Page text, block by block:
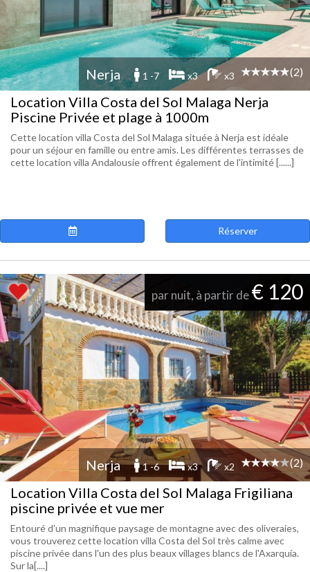
Nerja 1 -7 x3 x3 (2)
Location Villa Costa del Sol Malaga Nerja
Piscine Privée et plage à 1000m
Cette location villa Costa del Sol Malaga située à Nerja est idéale
pour un séjour en famille ou entre amis. Les différentes terrasses de
cette location villa Andalousie offrent également de l'intimité [......]
Réserver
par nuit, à partir de€ 120
Nerja 1 -6 x3 x2 (2)
Location Villa Costa del Sol Malaga Frigiliana
piscine privée et vue mer
Entouré d'un magnifique paysage de montagne avec des oliveraies,
vous trouverez cette location villa Costa del Sol très calme avec
piscine privée dans l'un des plus beaux villages blancs de l'Axarquía.
Sur la[....]